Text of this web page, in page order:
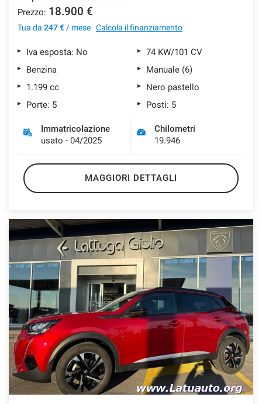
Prezzo: 18.900 €
Tua da 247 € / mese Calcola il finanziamento
Iva esposta: No
74 KW/101 CV
Benzina
Manuale (6)
1.199 cc
Nero pastello
Porte: 5
Posti: 5
Immatricolazione
usato - 04/2025
Chilometri
19.946
MAGGIORI DETTAGLI